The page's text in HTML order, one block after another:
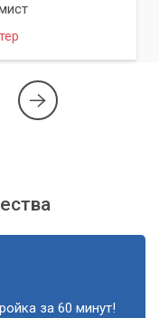
за 60 минут!